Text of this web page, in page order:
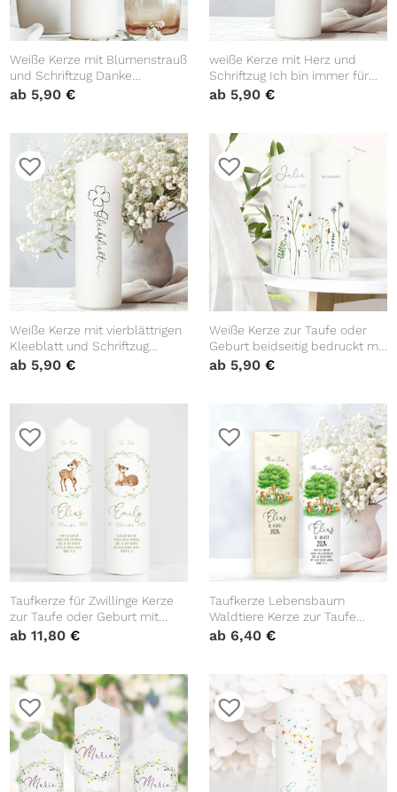
Weiße Kerze mit Blumenstrauß
und Schriftzug Danke
Geschenk Geburtstag Einfach
Danke Blumen
ab 5,90€
weiße Kerze mit Herz und
Schriftzug Ich bin immer für
dich da! Geschenk Geburtstag
ab 5,90 €
Weiße Kerze mit vierblättrigen
Kleeblatt und Schriftzug
Glückslicht! Geschenk
ab 5,90€
Weiße Kerze zur Taufe oder
Geburt beidseitig bedruckt mit
zarten Wildblumen und
ab 5,90 €
Taufkerze für Zwillinge Kerze
zur Taufe oder Geburt mit
Rehkitz im Kranz aus Gräsern
ab11,80€
Taufkerze Lebensbaum
Waldtiere Kerze zur Taufe
Baum mit Tieren Taufspruch
ab 6,40 €